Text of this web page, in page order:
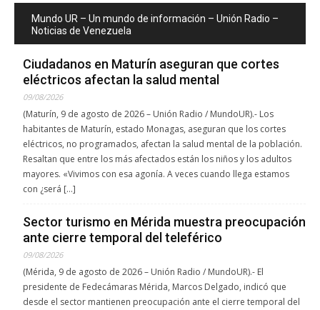
Mundo UR – Un mundo de información – Unión Radio –
Noticias de Venezuela
Ciudadanos en Maturín aseguran que cortes
eléctricos afectan la salud mental
09/08/2026
(Maturín, 9 de agosto de 2026 – Unión Radio / MundoUR).- Los
habitantes de Maturín, estado Monagas, aseguran que los cortes
eléctricos, no programados, afectan la salud mental de la población.
Resaltan que entre los más afectados están los niños y los adultos
mayores. «Vivimos con esa agonía. A veces cuando llega estamos
con ¿será […]
Sector turismo en Mérida muestra preocupación
ante cierre temporal del teleférico
09/08/2026
(Mérida, 9 de agosto de 2026 – Unión Radio / MundoUR).- El
presidente de Fedecámaras Mérida, Marcos Delgado, indicó que
desde el sector mantienen preocupación ante el cierre temporal del